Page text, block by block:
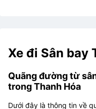
Xe đi Sân bay
Quãng đường từ
trong Thanh Hóa
Dưới đây là thông tin về